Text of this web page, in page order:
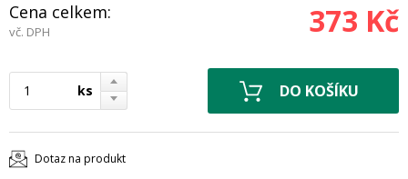
Cena celkem:
vč. DPH 373 Kč
ks
Dotaz na produkt